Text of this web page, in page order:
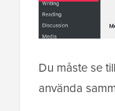
Du måste se
använda